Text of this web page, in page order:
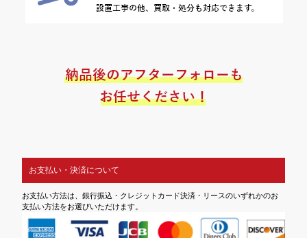
お支払い・決済について
お支払い方法は、銀行振込・クレジットカード決済・リースのいずれかのお
支払い方法をお選びいただけます。